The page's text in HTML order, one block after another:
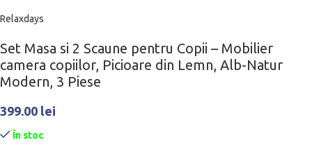
Relaxdays
Set Masa si 2 Scaune pentru Copii – Mobilier
camera copiilor, Picioare din Lemn, Alb-Natur
Modern, 3 Piese
399.00 lei
În stoc